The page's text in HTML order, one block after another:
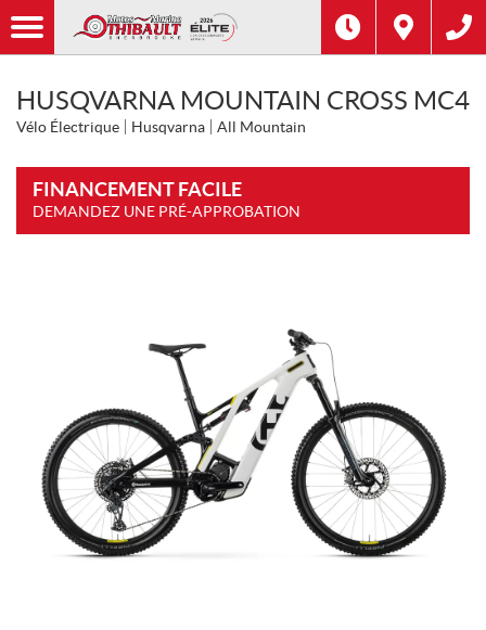
HUSQVARNA MOUNTAIN CROSS MC4
Vélo Électrique Husqvarna All Mountain
FINANCEMENT FACILE
DEMANDEZ UNE PRÉ-APPROBATION